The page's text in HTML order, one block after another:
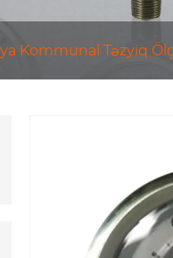
Kommunal Təzyiq